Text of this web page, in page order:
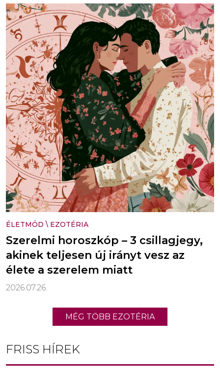
ÉLETMÓD \ EZOTÉRIA
Szerelmi horoszkóp – 3 csillagjegy,
akinek teljesen új irányt vesz az
élete a szerelem miatt
2026.07.26.
MÉG TÖBB EZOTÉRIA
FRISS HÍREK